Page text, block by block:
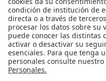
Apoyo Financiero